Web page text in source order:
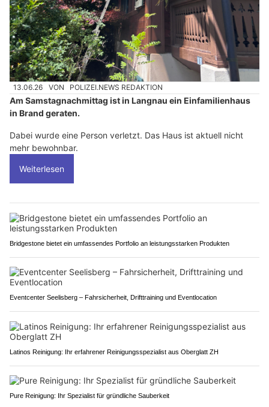
13.06.26 VON POLIZEI.NEWS REDAKTION
Am Samstagnachmittag ist in Langnau ein Einfamilienhaus
in Brand geraten.
Dabei wurde eine Person verletzt. Das Haus ist aktuell nicht
mehr bewohnbar.
Weiterlesen
Bridgestone bietet ein umfassendes Portfolio an leistungsstarken Produkten
Eventcenter Seelisberg – Fahrsicherheit, Drifttraining und Eventlocation
Latinos Reinigung: Ihr erfahrener Reinigungsspezialist aus Oberglatt ZH
Pure Reinigung: Ihr Spezialist für gründliche Sauberkeit